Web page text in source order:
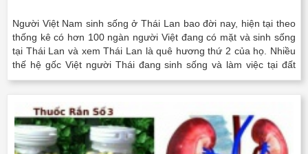
Người Việt Nam sinh sống ở Thái Lan bao đời nay, hiện tại theo
thống kê có hơn 100 ngàn người Việt đang có mặt và sinh sống
tại Thái Lan và xem Thái Lan là quê hương thứ 2 của họ. Nhiều
thế hệ gốc Việt người Thái đang sinh sống và làm việc tại đất
nước Chùa Vàng này. Cùng tìm hiểu xem..